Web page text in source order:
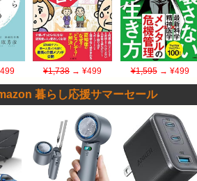
¥1,738 → ¥499 ¥1,595→ ¥499
暮らし応援サマーセール